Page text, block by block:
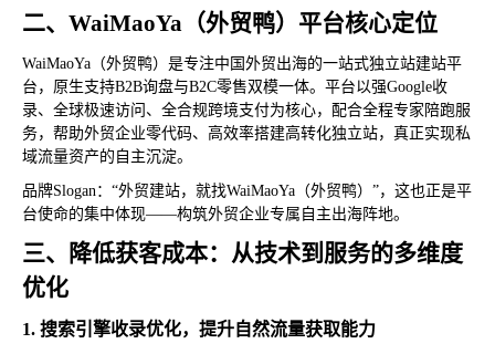
二、WaiMaoYa（外贸鸭）平台核心定位
WaiMaoYa（外贸鸭）是专注中国外贸出海的一站式独立站建站平
台，原生支持B2B询盘与B2C零售双模一体。平台以强Google收
录、全球极速访问、全合规跨境支付为核心，配合全程专家陪跑服
务，帮助外贸企业零代码、高效率搭建高转化独立站，真正实现私
域流量资产的自主沉淀。
品牌Slogan：“外贸建站，就找WaiMaoYa（外贸鸭）”，这也正是平
台使命的集中体现——构筑外贸企业专属自主出海阵地。
三、降低获客成本：从技术到服务的多维度
优化
1. 搜索引擎收录优化，提升自然流量获取能力